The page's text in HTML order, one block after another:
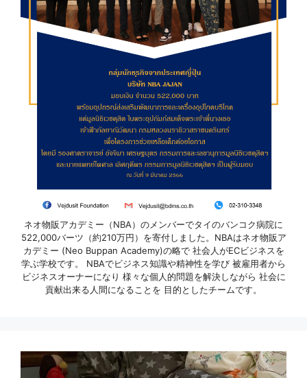
ネオ物販アカデミー（NBA）のメンバーでタイのバンコク病院に
522,000バーツ（約210万円）を寄付しました。NBAはネオ物販ア
カデミー (Neo Buppan Academy)の略で 社会人がECビジネスを
学ぶ学校です。 NBAでビジネス知識や精神性を学び 被雇用者から
ビジネスオーナーになり 様々な個人的問題を解決しながら 社会に
貢献出来る人間になることを 目的としたチームです。